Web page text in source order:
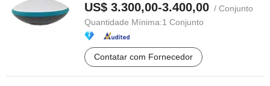
US$ 3.300,00-3.400,00 / Conjunto
Quantidade Mínima:1 Conjunto
Contatar com Fornecedor